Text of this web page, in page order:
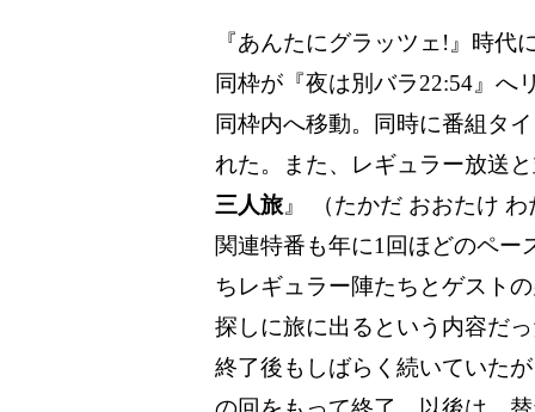
『あんたにグラッツェ!』時
同枠が『夜は別バラ22:54』へ
同枠内へ移動。同時に番組タ
れた。また、レギュラー放送
三人旅 』 （たかだ おおたけ
関連特番も年に1回ほどのペ
ちレギュラー陣たちとゲスト
探しに旅に出るという内容だ
終了後もしばらく続いていた